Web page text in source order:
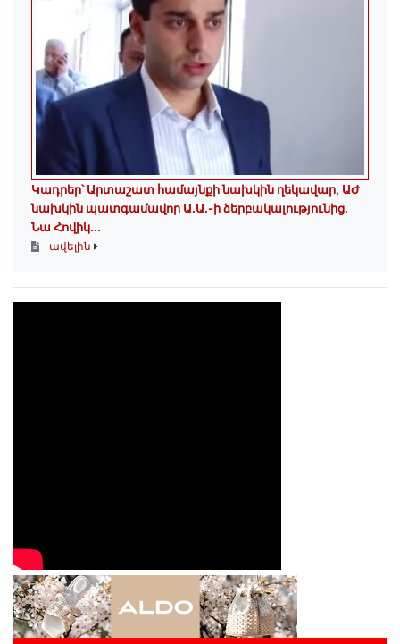
Կադրեր՝ Արտաշատ համայնքի նախկին ղեկավար, ԱԺ
նախկին պատգամավոր Ա.Ա.-ի ձերբակալությունից.
Նա Հովիկ...
ավելին